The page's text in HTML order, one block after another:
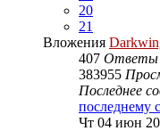
20
21
Вложения
407 Ответы
383955
Последнее
последнему
Чт 04 июн